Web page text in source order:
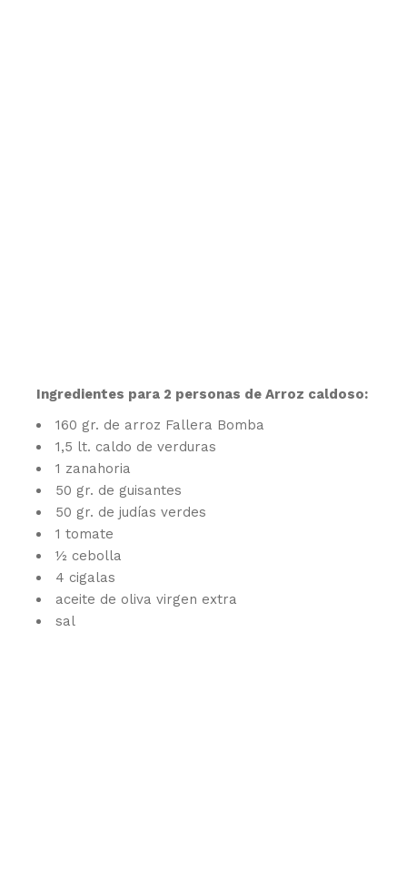
Ingredientes para 2 personas de Arroz caldoso:
160 gr. de arroz Fallera Bomba
1,5 lt. caldo de verduras
1 zanahoria
50 gr. de guisantes
50 gr. de judías verdes
1 tomate
½ cebolla
4 cigalas
aceite de oliva virgen extra
sal